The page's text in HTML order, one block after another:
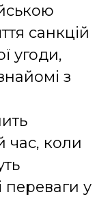
санкцій
угоди,
з
час, коли
переваги у